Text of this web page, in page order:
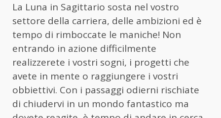
La Luna in Sagittario sosta nel vostro
settore della carriera, delle ambizioni ed è
tempo di rimboccate le maniche! Non
entrando in azione difficilmente
realizzerete i vostri sogni, i progetti che
avete in mente o raggiungere i vostri
obbiettivi. Con i passaggi odierni rischiate
di chiudervi in un mondo fantastico ma